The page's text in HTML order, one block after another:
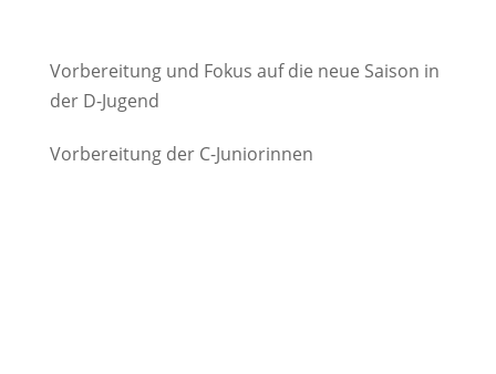
Vorbereitung und Fokus auf die neue Saison in
der D-Jugend
Vorbereitung der C-Juniorinnen